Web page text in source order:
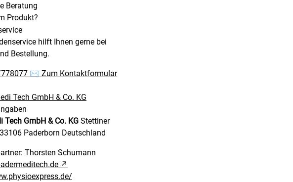
Beratung
Produkt?
hilft Ihnen gerne bei
Bestellung.
✉ Zum Kontaktformular
Tech GmbH & Co. KG Stettiner
33106 Paderborn Deutschland
Thorsten Schumann
↗